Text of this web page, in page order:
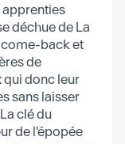
apprenties
déchue de La
back et
de
qui donc leur
sans laisser
clé du
de l'épopée